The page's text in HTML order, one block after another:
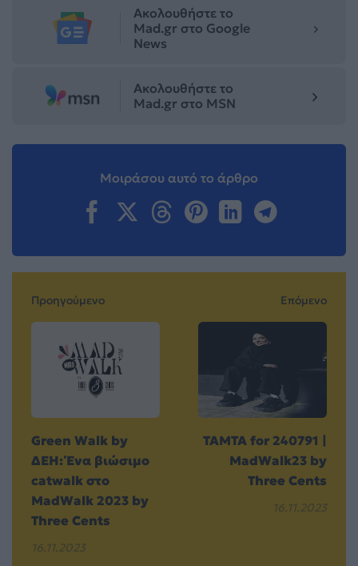
Ακολουθήστε το
Mad.gr στο Google
News
Ακολουθήστε το
Mad.gr στο MSN
Μοιράσου αυτό το άρθρο
Προηγούμενο
Green Walk by
ΔΕΗ: Ένα βιώσιμο
catwalk στο
MadWalk 2023 by
Three Cents
16.11.2023
Επόμενο
ΤΑΜΤΑ for 240791 |
MadWalk23 by
Three Cents
16.11.2023